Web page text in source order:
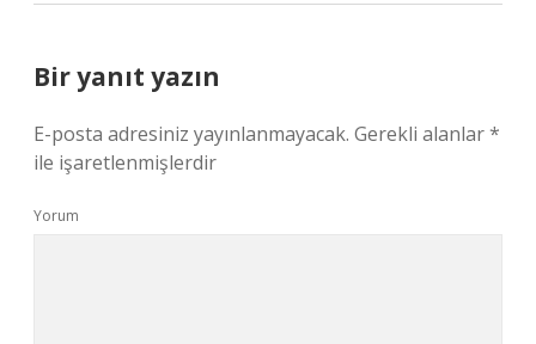
Bir yanıt yazın
E-posta adresiniz yayınlanmayacak. Gerekli alanlar*
ile işaretlenmişlerdir
Yorum